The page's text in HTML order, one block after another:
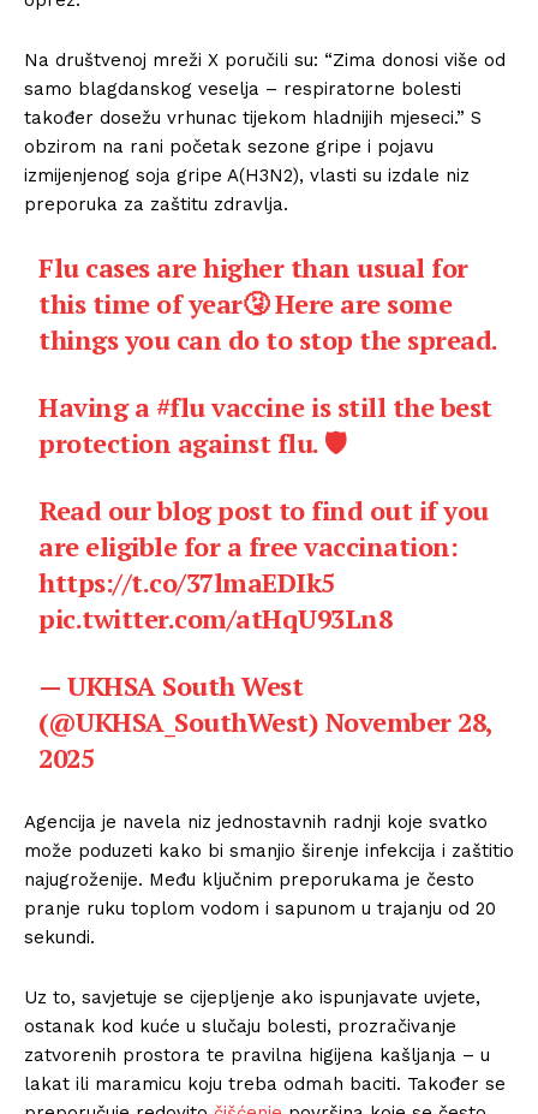
Na društvenoj mreži X poručili su: “Zima donosi više od
samo blagdanskog veselja – respiratorne bolesti
također dosežu vrhunac tijekom hladnijih mjeseci.” S
obzirom na rani početak sezone gripe i pojavu
izmijenjenog soja gripe A(H3N2), vlasti su izdale niz
preporuka za zaštitu zdravlja.
Flu cases are higher than usual for
this time of year🤧 Here are some
things you can do to stop the spread.
Having a #fluvaccine is still the best
protection against flu. 🛡️
Read our blog post to find out if you
are eligible for a free vaccination:
https://t.co/37lmaEDIk5
pic.twitter.com/atHqU93Ln8
— UKHSA South West
(@UKHSA_SouthWest) November 28,
2025
Agencija je navela niz jednostavnih radnji koje svatko
može poduzeti kako bi smanjio širenje infekcija i zaštitio
najugroženije. Među ključnim preporukama je često
pranje ruku toplom vodom i sapunom u trajanju od 20
sekundi.
Uz to, savjetuje se cijepljenje ako ispunjavate uvjete,
ostanak kod kuće u slučaju bolesti, prozračivanje
zatvorenih prostora te pravilna higijena kašljanja – u
lakat ili maramicu koju treba odmah baciti. Također se